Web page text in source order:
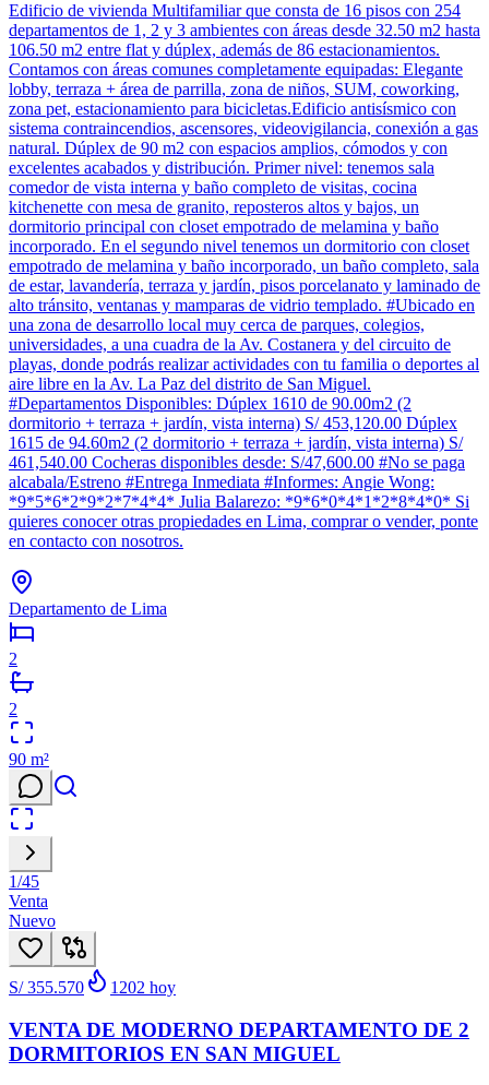
Edificio de vivienda Multifamiliar que consta de 16 pisos con 254
departamentos de 1, 2 y 3 ambientes con áreas desde 32.50 m2 hasta
106.50 m2 entre flat y dúplex, además de 86 estacionamientos.
Contamos con áreas comunes completamente equipadas: Elegante
lobby, terraza + área de parrilla, zona de niños, SUM, coworking,
zona pet, estacionamiento para bicicletas.Edificio antisísmico con
sistema contraincendios, ascensores, videovigilancia, conexión a gas
natural. Dúplex de 90 m2 con espacios amplios, cómodos y con
excelentes acabados y distribución. Primer nivel: tenemos sala
comedor de vista interna y baño completo de visitas, cocina
kitchenette con mesa de granito, reposteros altos y bajos, un
dormitorio principal con closet empotrado de melamina y baño
incorporado. En el segundo nivel tenemos un dormitorio con closet
empotrado de melamina y baño incorporado, un baño completo, sala
de estar, lavandería, terraza y jardín, pisos porcelanato y laminado de
alto tránsito, ventanas y mamparas de vidrio templado. #Ubicado en
una zona de desarrollo local muy cerca de parques, colegios,
universidades, a una cuadra de la Av. Costanera y del circuito de
playas, donde podrás realizar actividades con tu familia o deportes al
aire libre en la Av. La Paz del distrito de San Miguel.
#Departamentos Disponibles: Dúplex 1610 de 90.00m2 (2
dormitorio + terraza + jardín, vista interna) S/ 453,120.00 Dúplex
1615 de 94.60m2 (2 dormitorio + terraza + jardín, vista interna) S/
461,540.00 Cocheras disponibles desde: S/47,600.00 #No se paga
alcabala/Estreno #Entrega Inmediata #Informes: Angie Wong:
*9*5*6*2*9*2*7*4*4* Julia Balarezo: *9*6*0*4*1*2*8*4*0* Si
quieres conocer otras propiedades en Lima, comprar o vender, ponte
en contacto con nosotros.
Departamento de Lima
2
2
90 m²
1/45
Venta
Nuevo
S/ 355.570 1202 hoy
VENTA DE MODERNO DEPARTAMENTO DE 2
DORMITORIOS EN SAN MIGUEL